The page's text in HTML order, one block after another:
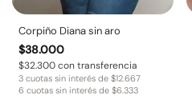
Corpiño Diana sin aro
$38.000
$32.300con transferencia
3 cuotas sin interés de $12.667
6 cuotas sin interés de $6.333